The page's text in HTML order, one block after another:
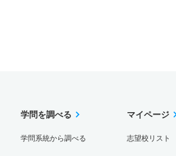
学問を調べる
学問系統から調べる
マイページ
志望校リスト